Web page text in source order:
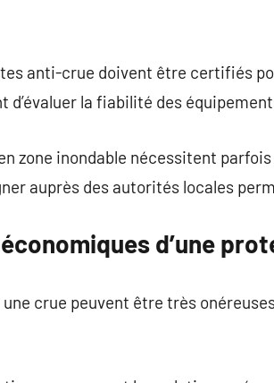
anti-crue doivent être certifiés
la fiabilité des
zone inondable nécessitent
auprès des autorités locales
d’une
crue peuvent être très